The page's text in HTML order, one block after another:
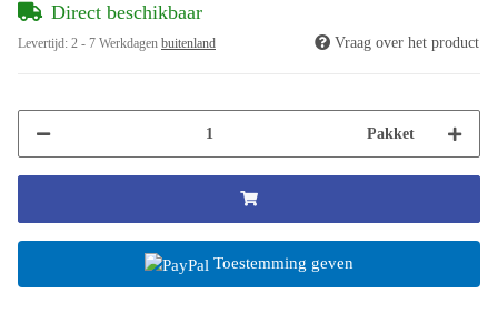
Direct beschikbaar
Levertijd: 2 - 7 Werkdagen buitenland Vraag over het product
Pakket
Toestemming geven